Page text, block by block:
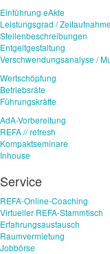
Einführung eAkte
Leistungsgrad / Zeitaufnahme
Stellenbeschreibungen
Entgeltgestaltung
Verschwendungsanalyse /
Wertschöpfung
Betriebsräte
Führungskräfte
AdA-Vorbereitung
REFA // refresh
Kompaktseminare
Inhouse
Service
REFA-Online-Coaching
Virtueller REFA-Stammtisch
Erfahrungsaustausch
Raumvermietung
Jobbörse